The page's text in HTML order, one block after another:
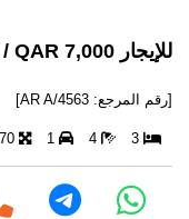
للإيجار 7,000 QAR / الشهر
[رقم المرجع: AR A/4563]
3
4
1
m²